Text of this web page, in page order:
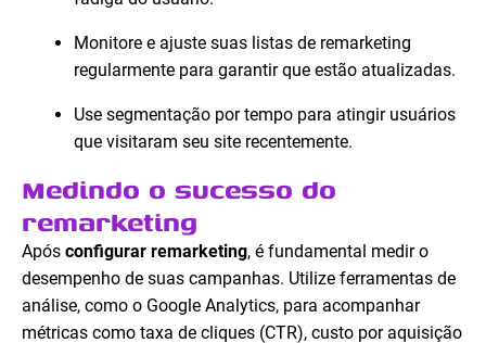
Monitore e ajuste suas listas de remarketing
regularmente para garantir que estão atualizadas.
Use segmentação por tempo para atingir usuários
que visitaram seu site recentemente.
Medindo o sucesso do
remarketing
Após configurar remarketing, é fundamental medir o
desempenho de suas campanhas. Utilize ferramentas de
análise, como o Google Analytics, para acompanhar
métricas como taxa de cliques (CTR), custo por aquisição